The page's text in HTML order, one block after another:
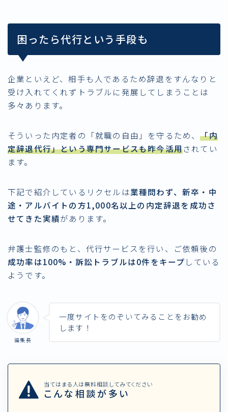
困ったら代行という手段も
企業といえど、相手も人であるため辞退をすんなりと
受け入れてくれずトラブルに発展してしまうことは
多々あります。
そういった内定者の「就職の自由」を守るため、「内
定辞退代行」という専門サービスも昨今活用されてい
ます。
下記で紹介しているリクセルは業種問わず、新卒・中
途・アルバイトの方1,000名以上の内定辞退を成功さ
せてきた実績があります。
弁護士監修のもと、代行サービスを行い、ご依頼後の
成功率は100%・訴訟トラブルは0件をキープ している
ようです。
編集長
一度サイトをのぞいてみることをお勧め
します！
当てはまる人は無料相談してみてください
こんな相談が多い